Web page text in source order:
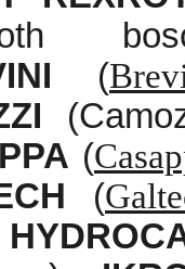
(
(
(